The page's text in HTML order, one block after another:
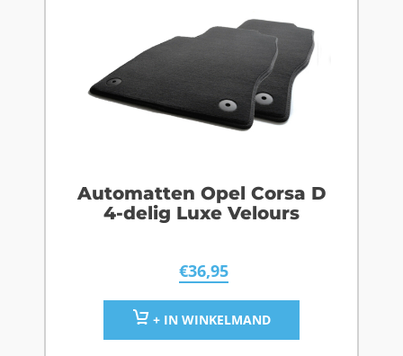
Automatten Opel Corsa D
4-delig Luxe Velours
€36,95
+ IN WINKELMAND